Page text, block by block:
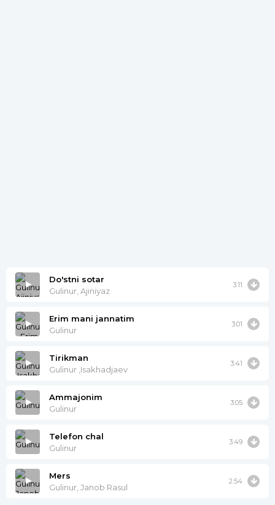
Do'stni sotar
Gulinur, Ajiniyaz
3:11
Erim mani jannatim
Gulinur
3:01
Tirikman
Gulinur ,Isakhadjaev
3:41
Ammajonim
Gulinur
3:05
Telefon chal
Gulinur
3:49
Mers
Gulinur, Janob Rasul
2:54